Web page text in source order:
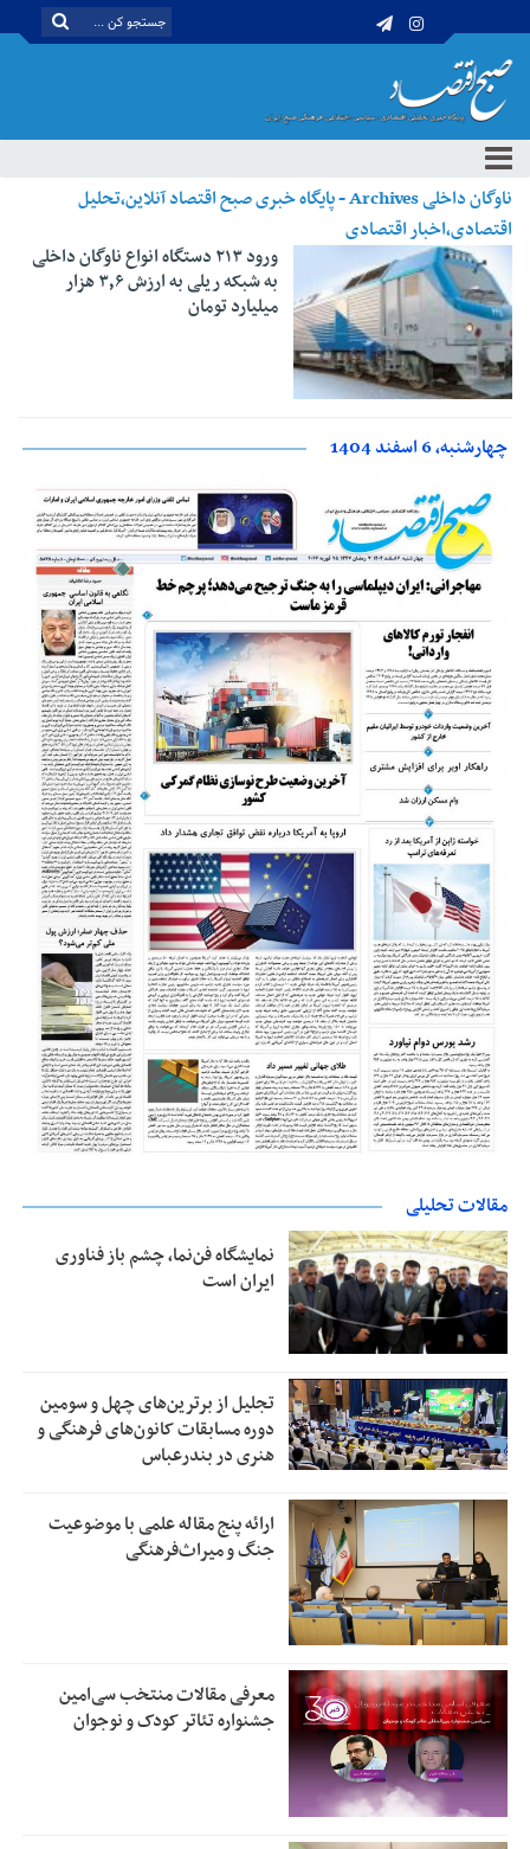
ناوگان داخلی Archives - پایگاه خبری صبح اقتصاد آنلاین،تحلیل
اقتصادی،اخبار اقتصادی
ورود ۲۱۳ دستگاه انواع ناوگان داخلی
به شبکه ریلی به ارزش ۳٫۶ هزار
میلیارد تومان
چهارشنبه، 6 اسفند 1404
مقالات تحلیلی
نمایشگاه فن‌نما، چشم باز فناوری
ایران است
تجلیل از بر‌ترین‌های چهل و سومین
دوره مسابقات کانون‌های فرهنگی و
هنری در بندرعباس
ارائه پنج مقاله علمی با موضوعیت
جنگ و میراث‌فرهنگی
معرفی مقالات منتخب سی‌امین
جشنواره تئاتر کودک و نوجوان